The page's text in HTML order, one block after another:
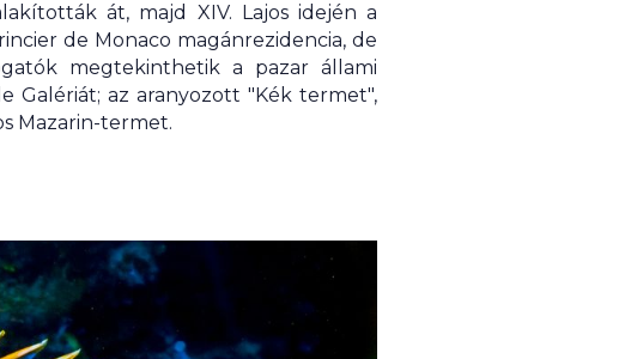
át, majd XIV. Lajos idején a
de Monaco magánrezidencia, de
megtekinthetik a pazar állami
Galériát; az aranyozott "Kék termet",
Mazarin-termet.